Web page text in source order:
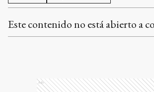
Este contenido no está abierto a
Ads